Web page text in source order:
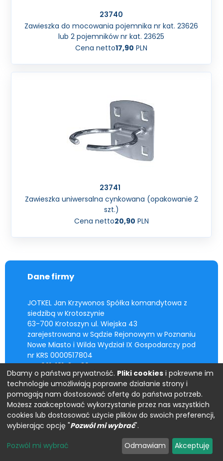
23740
Zawieszka do mocowania pojemnika nr kat. 23626
lub 2 pojemników nr kat. 23625
Cena netto17,90 PLN
23741
Zawieszka uniwersalna cynkowana (opakowanie 2
szt.)
Cena netto20,90 PLN
Dane firmy
JOTKEL Jan Krzywonos Spółka komandytowa z
siedzibą w Krotoszynie
63-700 Krotoszyn ul. Wiejska 43
zarejestrowana w Sądzie Rejonowym w Poznaniu
Nowe Miasto i Wilda Wydział IX Gospodarczy pod
nr KRS 0000517804
NIP: 621-181-34-30
REGON: 302780961
Kontakt
E: office@jotkel.com
Dbamy o państwa prywatność. Pliki cookies i pokrewne im
technologie umożliwiają poprawne działanie strony i
pomagają nam dostosować ofertę do państwa potrzeb.
Możesz zaakceptować wykorzystanie przez nas wszystkich
cookies lub dostosować użycie plików do swoich preferencji,
wybierając opcję "Pozwól mi wybrać".
Pozwól mi wybrać Odmawiam Akceptuję